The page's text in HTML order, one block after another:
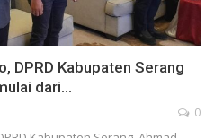
DPRD Kabupaten Serang
dari…
0